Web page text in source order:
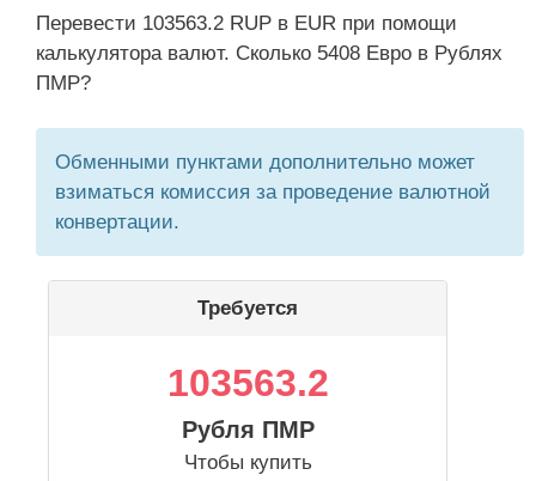
Перевести 103563.2 RUP в EUR при помощи
калькулятора валют. Сколько 5408 Евро в Рублях
ПМР?
Обменными пунктами дополнительно может
взиматься комиссия за проведение валютной
конвертации.
Требуется
103563.2
Рубля ПМР
Чтобы купить